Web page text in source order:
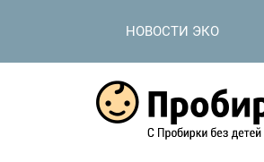
НОВОСТИ ЭКО